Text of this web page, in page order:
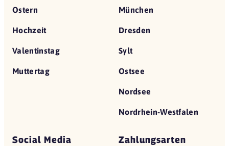
Ostern
Hochzeit
Valentinstag
Muttertag
München
Dresden
Sylt
Ostsee
Nordsee
Nordrhein-Westfalen
Social Media Zahlungsarten